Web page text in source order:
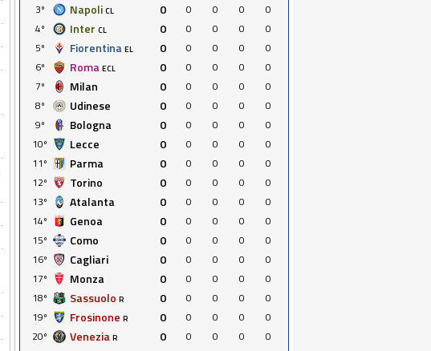
3º
Napoli CL 0 0 0 0
0
4º
Inter CL 0 0 0 0
0
5º
Fiorentina EL 0 0 0 0
0
6º
Roma ECL 0 0 0 0
0
7º
Milan 0 0 0 0
0
8º
Udinese 0 0 0 0
0
9º
Bologna 0 0 0 0
0
10º
Lecce 0 0 0 0
0
11º
Parma 0 0 0 0
0
12º
Torino 0 0 0 0
0
13º
Atalanta 0 0 0 0
0
14º
Genoa 0 0 0 0
0
15º
Como 0 0 0 0
0
16º
Cagliari 0 0 0 0
0
17º
Monza 0 0 0 0
0
18º
Sassuolo R 0 0 0 0
0
19º
Frosinone R 0 0 0 0
0
20º
Venezia R 0 0 0 0 0